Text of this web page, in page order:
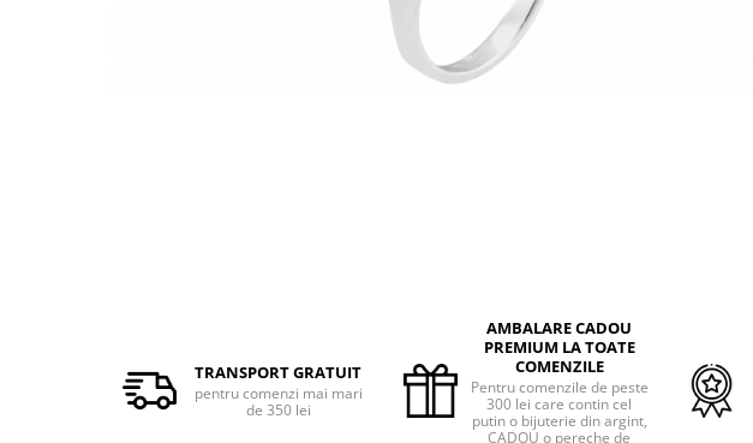
TRANSPORT GRATUIT
pentru comenzi mai mari
de 350 lei
AMBALARE CADOU
PREMIUM LA TOATE
COMENZILE
Pentru comenzile de peste
300 lei care contin cel
putin o bijuterie din argint,
CADOU o pereche de